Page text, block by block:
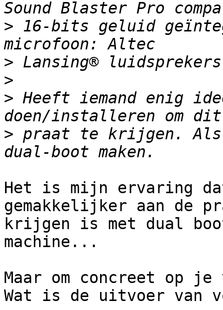
> 16-bits geluid
>
>
> Heeft iemand enig
> praat te krijgen.
Het is mijn ervaring
gemakkelijker aan de
krijgen is met dual
machine...
Maar om concreet op
Wat is de uitvoer van